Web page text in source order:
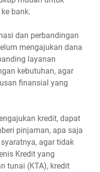
bank.
dan perbandingan
mengajukan dana
layanan
kebutuhan, agar
finansial yang
kredit, dapat
pinjaman, apa saja
agar tidak
Kredit yang
tunai (KTA), kredit